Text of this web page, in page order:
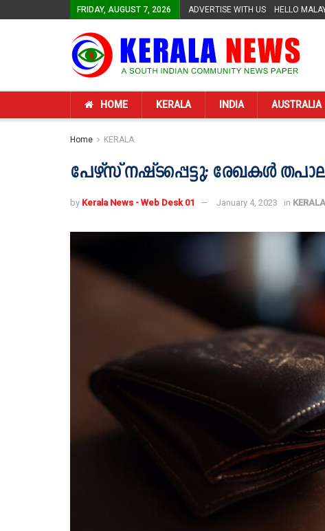
FRIDAY, AUGUST 7, 2026 ADVERTISE WITH US HELLO
HOME KERALA INDIA AUSTRALIA
Home KERALA
പേഴ്സ് നഷ്ടപ്പെട്ടു; രേഖകള്‍
by Kerala News - Web Desk 01 January 4, 2023 in KERALA